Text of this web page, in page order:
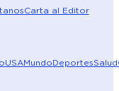
Carta al Editor
USAMundoDeportesSalud